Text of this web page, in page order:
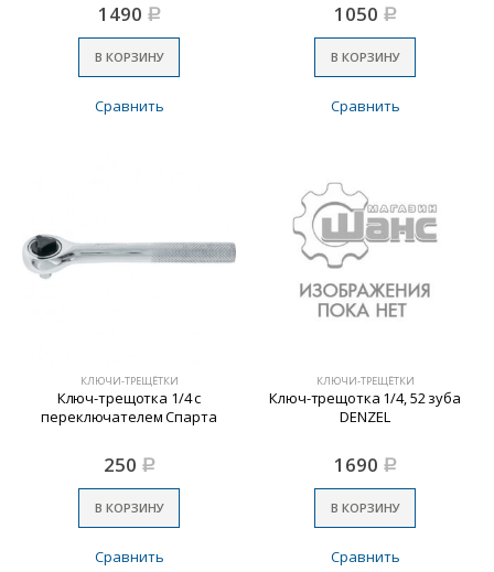
1490 Р
В КОРЗИНУ
Сравнить
1050 Р
В КОРЗИНУ
Сравнить
КЛЮЧИ-ТРЕЩЁТКИ
Ключ-трещотка 1/4 с
переключателем Спарта
250 Р
В КОРЗИНУ
Сравнить
КЛЮЧИ-ТРЕЩЁТКИ
Ключ-трещотка 1/4, 52 зуба
DENZEL
1690 Р
В КОРЗИНУ
Сравнить